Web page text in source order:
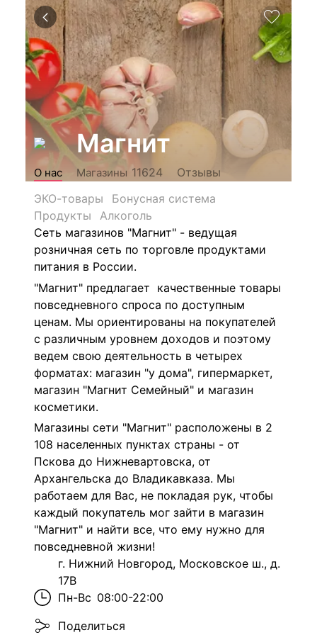
Магнит
О нас Магазины 11624
Отзывы
ЭКО-товары
Бонусная система
Продукты
Алкоголь
Сеть магазинов "Магнит" - ведущая
розничная сеть по торговле продуктами
питания в России.
"Магнит" предлагает качественные товары
повседневного спроса по доступным
ценам. Мы ориентированы на покупателей
с различным уровнем доходов и поэтому
ведем свою деятельность в четырех
форматах: магазин "у дома", гипермаркет,
магазин "Магнит Семейный" и магазин
косметики.
Магазины сети "Магнит" расположены в 2
108 населенных пунктах страны - от
Пскова до Нижневартовска, от
Архангельска до Владикавказа. Мы
работаем для Вас, не покладая рук, чтобы
каждый покупатель мог зайти в магазин
"Магнит" и найти все, что ему нужно для
повседневной жизни!
г. Нижний Новгород, Московское ш., д.
17В
Пн-Вс 08:00-22:00
Поделиться